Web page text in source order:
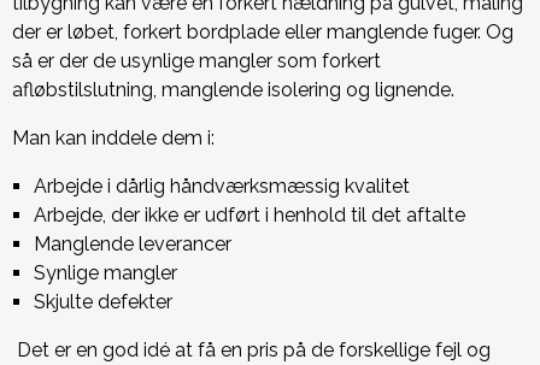
der er løbet, forkert bordplade eller manglende fuger. Og
så er der de usynlige mangler som forkert
afløbstilslutning, manglende isolering og lignende.
Man kan inddele dem i:
Arbejde i dårlig håndværksmæssig kvalitet
Arbejde, der ikke er udført i henhold til det aftalte
Manglende leverancer
Synlige mangler
Skjulte defekter
Det er en god idé at få en pris på de forskellige fejl og